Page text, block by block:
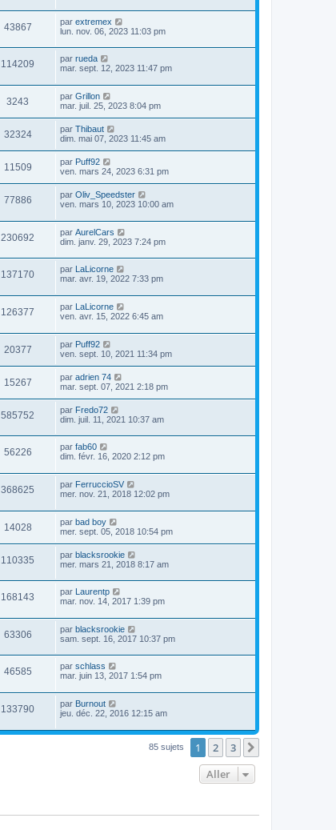
43867 par extremex
lun. nov. 06, 2023 11:03 pm
114209 par rueda
mar. sept. 12, 2023 11:47 pm
3243 par Grillon
mar. juil. 25, 2023 8:04 pm
32324 par Thibaut
dim. mai 07, 2023 11:45 am
11509 par Puff92
ven. mars 24, 2023 6:31 pm
77886 par Oliv_Speedster
ven. mars 10, 2023 10:00 am
230692 par AurelCars
dim. janv. 29, 2023 7:24 pm
137170 par
LaLicorne
mar. avr. 19, 2022 7:33 pm
126377 par LaLicorne
ven. avr. 15, 2022 6:45 am
20377 par Puff92
ven. sept. 10, 2021 11:34 pm
15267 par adrien 74
mar. sept. 07, 2021 2:18 pm
585752 par Fredo72
dim. juil. 11, 2021 10:37 am
56226 par fab60
dim. févr. 16, 2020 2:12 pm
368625 par FerruccioSV
mer. nov. 21, 2018 12:02 pm
14028 par bad boy
mer. sept. 05, 2018 10:54 pm
110335 par blacksrookie
mer. mars 21, 2018 8:17 am
168143 par Laurentp
mar. nov. 14, 2017 1:39 pm
63306 par blacksrookie
sam. sept. 16, 2017 10:37 pm
46585 par schlass
mar. juin 13, 2017 1:54 pm
133790 par Burnout
jeu. déc. 22, 2016 12:15 am
85 sujets 1 2 3
Aller